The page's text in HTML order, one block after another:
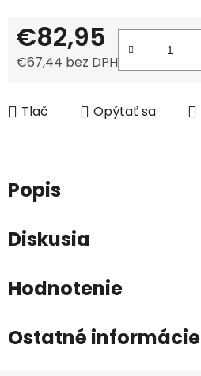
€82,95
€67,44 bez DPH
Tlač Opýtať sa
Popis
Diskusia
Hodnotenie
Ostatné informácie